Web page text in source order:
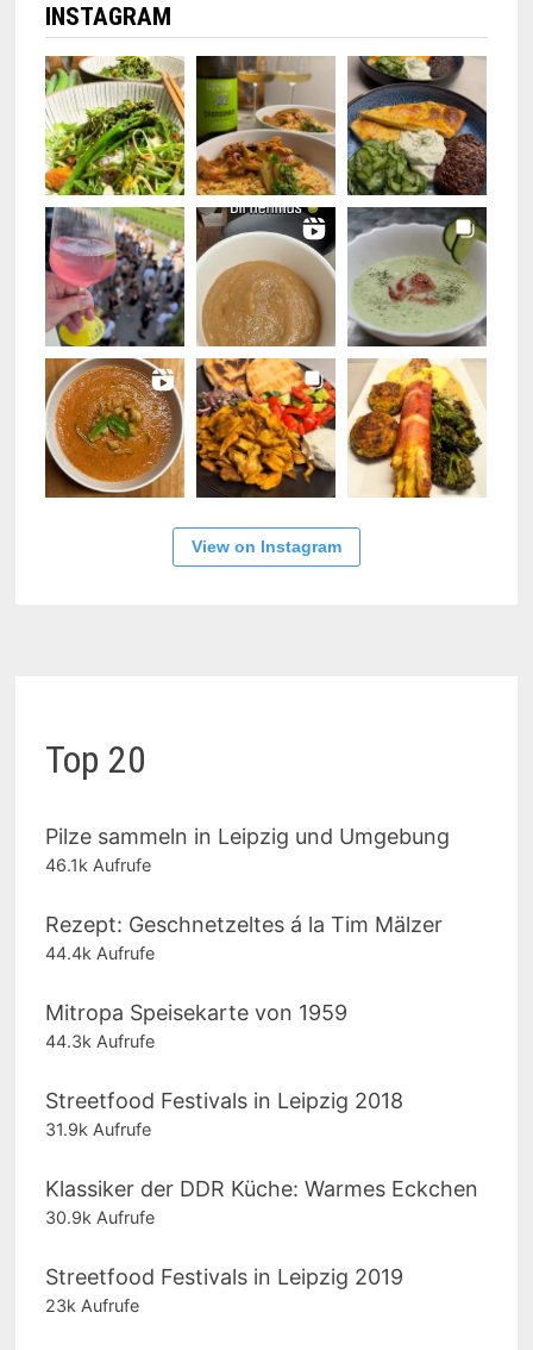
INSTAGRAM
View on Instagram
Top 20
Pilze sammeln in Leipzig und Umgebung
46.1k Aufrufe
Rezept: Geschnetzeltes á la Tim Mälzer
44.4k Aufrufe
Mitropa Speisekarte von 1959
44.3k Aufrufe
Streetfood Festivals in Leipzig 2018
31.9k Aufrufe
Klassiker der DDR Küche: Warmes Eckchen
30.9k Aufrufe
Streetfood Festivals in Leipzig 2019
23k Aufrufe